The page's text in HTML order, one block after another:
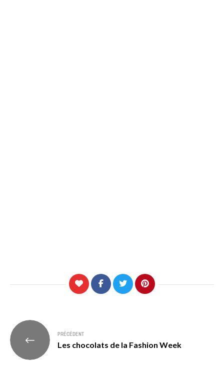
Navigation
de
l’article
PRÉCÉDENT
Les chocolats de la Fashion Week